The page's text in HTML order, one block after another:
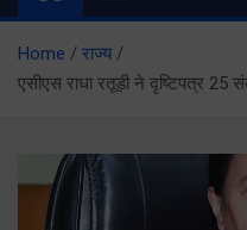
Home
राज्य
एसीएस राधा रतूड़ी ने दृष्टिपत्र 25